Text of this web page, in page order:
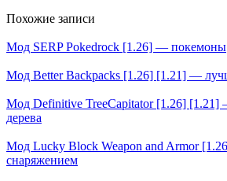
Похожие записи
Мод SERP Pokеdrock [1.26] — покемоны
Мод Better Backpacks [1.26] [1.21] —
Мод Definitive TreeCapitator [1.26] [1.21]
дерева
Мод Lucky Block Weapon and Armor
снаряжением